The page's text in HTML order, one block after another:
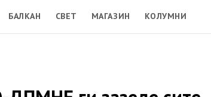
БАЛКАН СВЕТ МАГАЗИН КОЛУМНИ